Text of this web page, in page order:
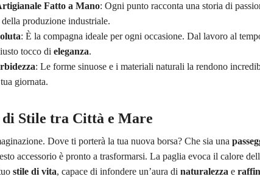
Fatto a Mano: Ogni punto racconta una storia di
produzione industriale.
: È la compagna ideale per ogni occasione. Dal lavoro al
tocco di eleganza.
: Le forme sinuose e i materiali naturali la rendono
giornata.
di Stile tra Città e Mare
Dove ti porterà la tua nuova borsa? Che sia una
accessorio è pronto a trasformarsi. La paglia evoca il calore
stile di vita, capace di infondere un’aura di naturalezza e